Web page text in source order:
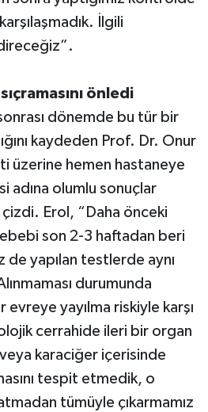
İlgili
önledi
dönemde bu tür bir
kaydeden Prof. Dr. Onur
üzerine hemen hastaneye
adına olumlu sonuçlar
çizdi. Erol, “Daha önceki
son 2-3 haftadan beri
de yapılan testlerde aynı
durumunda
yayılma riskiyle karşı
cerrahide ileri bir organ
veya karaciğer içerisinde
tespit etmedik, o
tümüyle çıkarmamız